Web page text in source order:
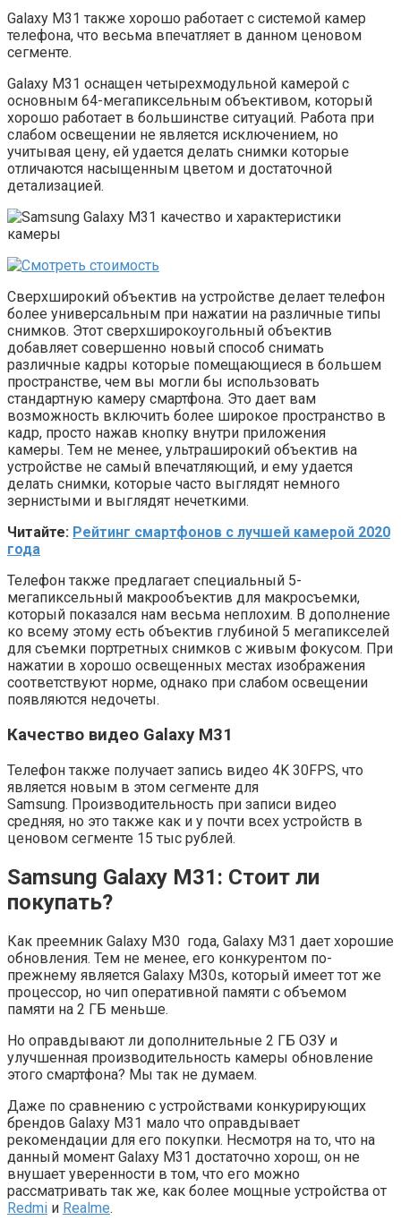
Galaxy M31 также хорошо работает с системой камер
телефона, что весьма впечатляет в данном ценовом
сегменте.
Galaxy M31 оснащен четырехмодульной камерой с
основным 64-мегапиксельным объективом, который
хорошо работает в большинстве ситуаций. Работа при
слабом освещении не является исключением, но
учитывая цену, ей удается делать снимки которые
отличаются насыщенным цветом и достаточной
детализацией.
Сверхширокий объектив на устройстве делает телефон
более универсальным при нажатии на различные типы
снимков. Этот сверхширокоугольный объектив
добавляет совершенно новый способ снимать
различные кадры которые помещающиеся в большем
пространстве, чем вы могли бы использовать
стандартную камеру смартфона. Это дает вам
возможность включить более широкое пространство в
кадр, просто нажав кнопку внутри приложения
камеры. Тем не менее, ультраширокий объектив на
устройстве не самый впечатляющий, и ему удается
делать снимки, которые часто выглядят немного
зернистыми и выглядят нечеткими.
Читайте: Рейтинг смартфонов с лучшей камерой 2020
года
Телефон также предлагает специальный 5-
мегапиксельный макрообъектив для макросъемки,
который показался нам весьма неплохим. В дополнение
ко всему этому есть объектив глубиной 5 мегапикселей
для съемки портретных снимков с живым фокусом. При
нажатии в хорошо освещенных местах изображения
соответствуют норме, однако при слабом освещении
появляются недочеты.
Качество видео Galaxy M31
Телефон также получает запись видео 4K 30FPS, что
является новым в этом сегменте для
Samsung. Производительность при записи видео
средняя, но это также как и у почти всех устройств в
ценовом сегменте 15 тыс рублей.
Samsung Galaxy M31: Стоит ли
покупать?
Как преемник Galaxy M30 года, Galaxy M31 дает хорошие
обновления. Тем не менее, его конкурентом по-
прежнему является Galaxy M30s, который имеет тот же
процессор, но чип оперативной памяти с объемом
памяти на 2 ГБ меньше.
Но оправдывают ли дополнительные 2 ГБ ОЗУ и
улучшенная производительность камеры обновление
этого смартфона? Мы так не думаем.
Даже по сравнению с устройствами конкурирующих
брендов Galaxy M31 мало что оправдывает
рекомендации для его покупки. Несмотря на то, что на
данный момент Galaxy M31 достаточно хорош, он не
внушает уверенности в том, что его можно
рассматривать так же, как более мощные устройства от
Redmi и Realme.